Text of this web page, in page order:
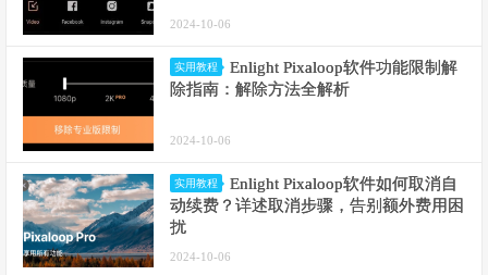
2024-10-06
实用教程
Enlight Pixaloop软件功能限制解
除指南：解除方法全解析
2024-10-06
实用教程
Enlight Pixaloop软件如何取消自
动续费？详述取消步骤，告别额外费用困
扰
2024-10-06